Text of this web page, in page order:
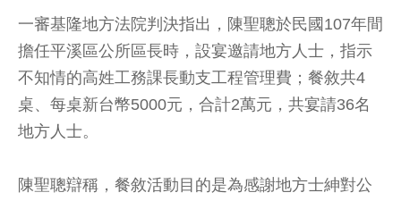
一審基隆地方法院判決指出，陳聖聰於民國107年間
擔任平溪區公所區長時，設宴邀請地方人士，指示
不知情的高姓工務課長動支工程管理費；餐敘共4
桌、每桌新台幣5000元，合計2萬元，共宴請36名
地方人士。
陳聖聰辯稱，餐敘活動目的是為感謝地方士紳對公